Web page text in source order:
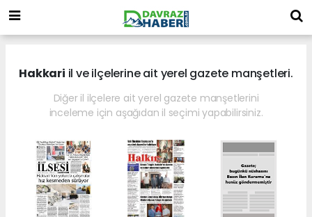
Hakkari il ve ilçelerine ait yerel gazete manşetleri.
Diğer il ilçelere ait yerel gazete manşetlerini
inceleme için aşağıdan il seçimi yapabilirsiniz.